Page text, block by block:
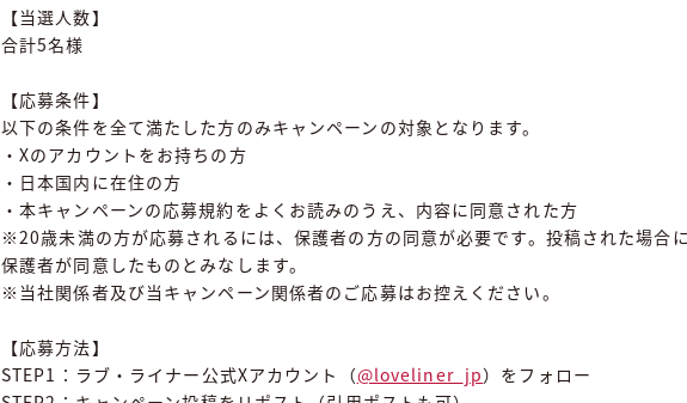
【当選人数】
合計5名様
【応募条件】
以下の条件を全て満たした方のみキャンペーンの対象となります。
・Xのアカウントをお持ちの方
・日本国内に在住の方
・本キャンペーンの応募規約をよくお読みのうえ、内容に同意された方
※20歳未満の方が応募されるには、保護者の方の同意が必要です。投稿された場合
保護者が同意したものとみなします。
※当社関係者及び当キャンペーン関係者のご応募はお控えください。
【応募方法】
STEP1：ラブ・ライナー公式Xアカウント（@loveliner_jp）をフォロー